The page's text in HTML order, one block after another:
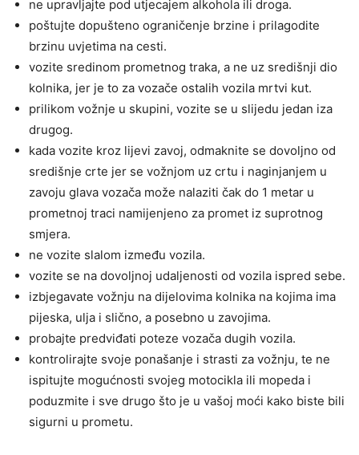
ne upravljajte pod utjecajem alkohola ili droga.
poštujte dopušteno ograničenje brzine i prilagodite
brzinu uvjetima na cesti.
vozite sredinom prometnog traka, a ne uz središnji dio
kolnika, jer je to za vozače ostalih vozila mrtvi kut.
prilikom vožnje u skupini, vozite se u slijedu jedan iza
drugog.
kada vozite kroz lijevi zavoj, odmaknite se dovoljno od
središnje crte jer se vožnjom uz crtu i naginjanjem u
zavoju glava vozača može nalaziti čak do 1 metar u
prometnoj traci namijenjeno za promet iz suprotnog
smjera.
ne vozite slalom između vozila.
vozite se na dovoljnoj udaljenosti od vozila ispred sebe.
izbjegavate vožnju na dijelovima kolnika na kojima ima
pijeska, ulja i slično, a posebno u zavojima.
probajte predviđati poteze vozača dugih vozila.
kontrolirajte svoje ponašanje i strasti za vožnju, te ne
ispitujte mogućnosti svojeg motocikla ili mopeda i
poduzmite i sve drugo što je u vašoj moći kako biste bili
sigurni u prometu.